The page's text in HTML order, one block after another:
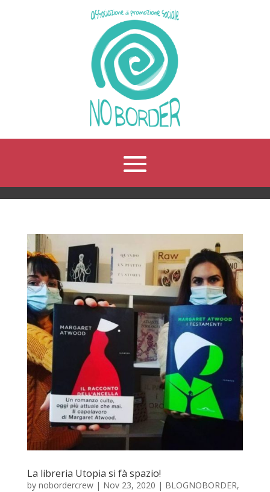
La libreria Utopia si fà spazio!
by nobordercrew| Nov 23, 2020 | BLOGNOBORDER,